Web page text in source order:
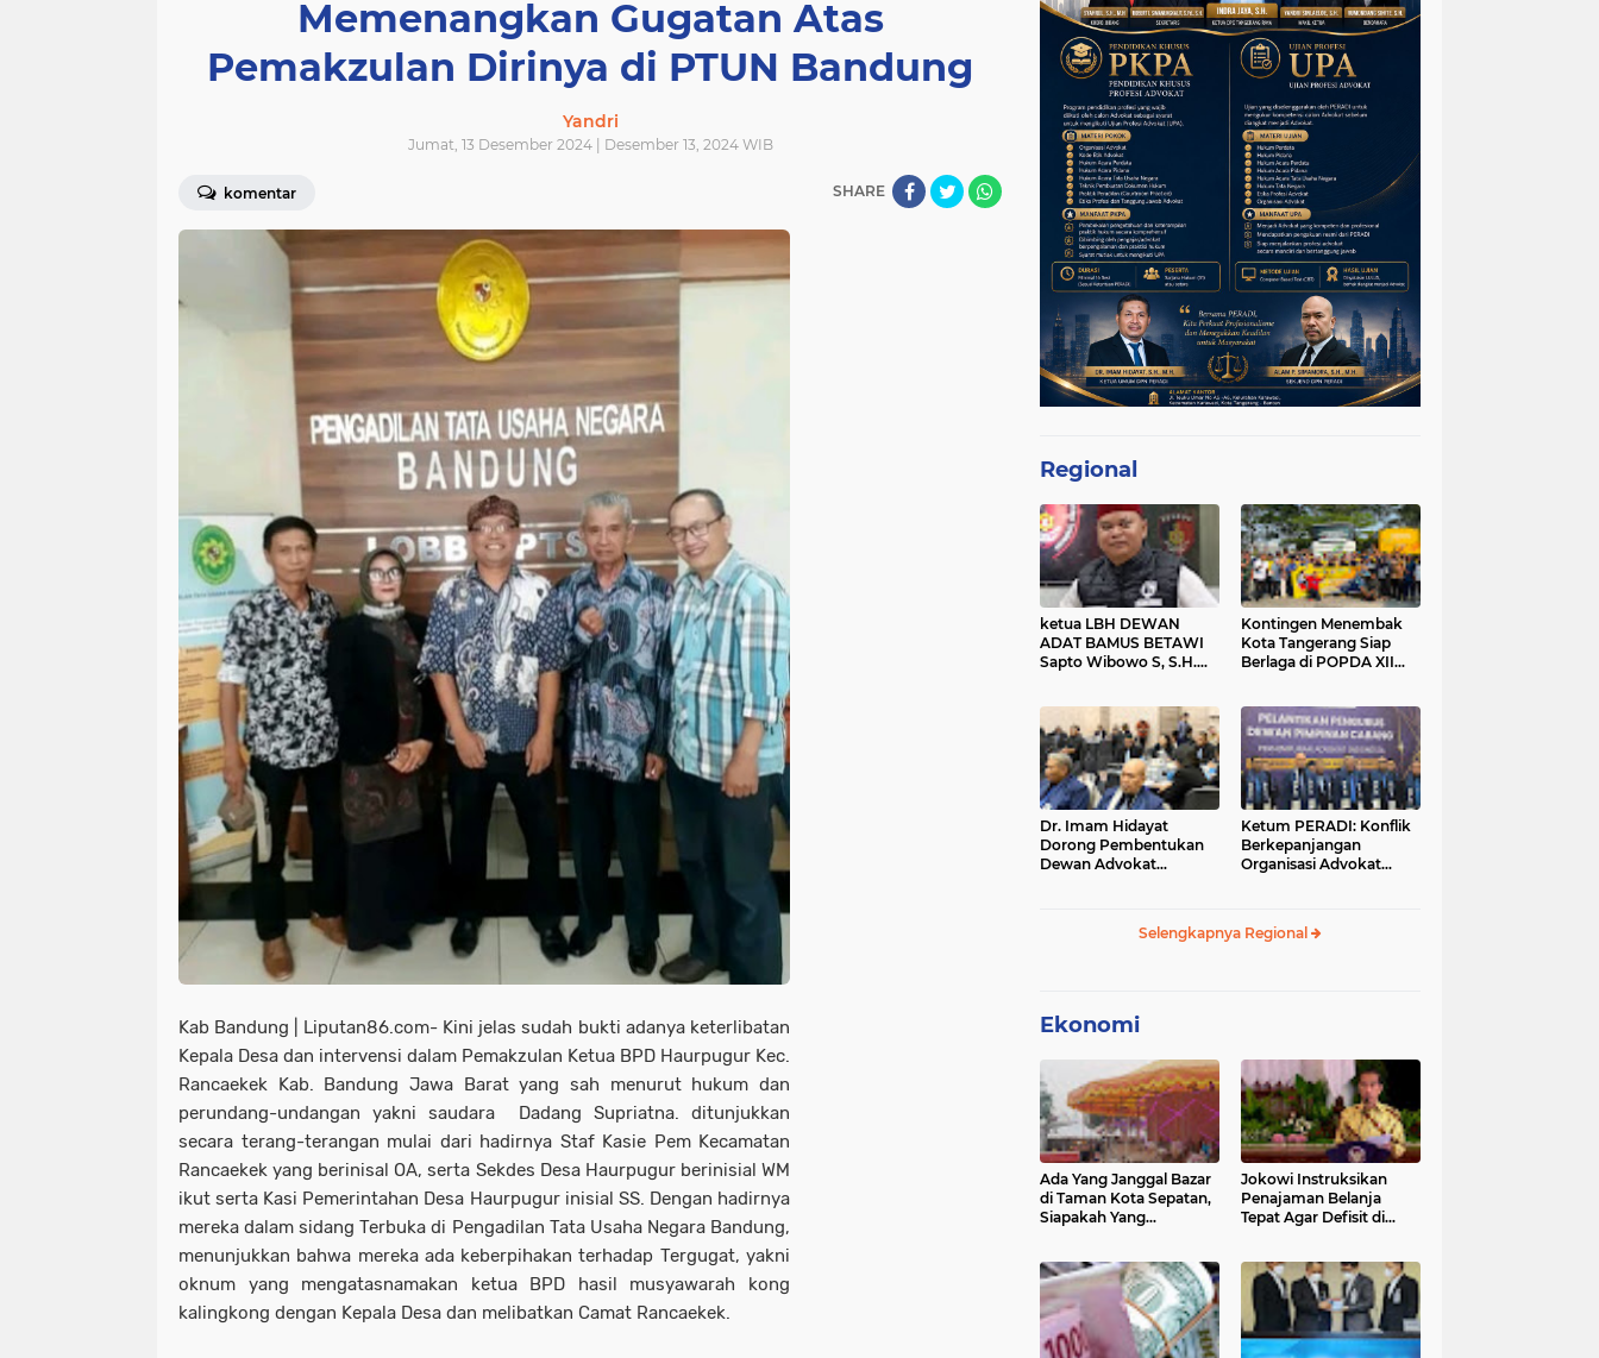
Memenangkan Gugatan Atas
Pemakzulan Dirinya di PTUN Bandung
Yandri
Jumat, 13 Desember 2024 | Desember 13, 2024 WIB
komentar SHARE
Kab Bandung | Liputan86.com- Kini jelas sudah bukti adanya keterlibatan
Kepala Desa dan intervensi dalam Pemakzulan Ketua BPD Haurpugur Kec.
Rancaekek Kab. Bandung Jawa Barat yang sah menurut hukum dan
perundang-undangan yakni saudara Dadang Supriatna. ditunjukkan
secara terang-terangan mulai dari hadirnya Staf Kasie Pem Kecamatan
Rancaekek yang berinisal OA, serta Sekdes Desa Haurpugur berinisial WM
ikut serta Kasi Pemerintahan Desa Haurpugur inisial SS. Dengan hadirnya
mereka dalam sidang Terbuka di Pengadilan Tata Usaha Negara Bandung,
menunjukkan bahwa mereka ada keberpihakan terhadap Tergugat, yakni
oknum yang mengatasnamakan ketua BPD hasil musyawarah kong
kalingkong dengan Kepala Desa dan melibatkan Camat Rancaekek.
Regional
ketua LBH DEWAN
ADAT BAMUS BETAWI
Sapto Wibowo S, S.H.
Statement di Media
Kontingen Menembak
Kota Tangerang Siap
Berlaga di POPDA XII
Dr. Imam Hidayat
Dorong Pembentukan
Dewan Advokat
Ketum PERADI: Konflik
Berkepanjangan
Organisasi Advokat
Selengkapnya Regional
Ekonomi
Ada Yang Janggal Bazar
di Taman Kota Sepatan,
Siapakah Yang
Jokowi Instruksikan
Penajaman Belanja
Tepat Agar Defisit di